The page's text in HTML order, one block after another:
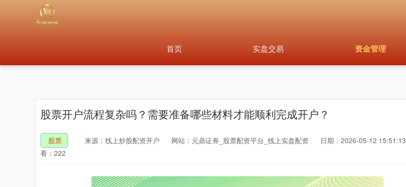
首页 实盘交易 资金管理
股票开户流程复杂吗？需要准备哪些材料才能顺利完成开户？
股票 来源：线上炒股配资开户 网站：元鼎证券_股票配资平台_线上实盘配资 日期：2026-05-12 15:51:13
看：222